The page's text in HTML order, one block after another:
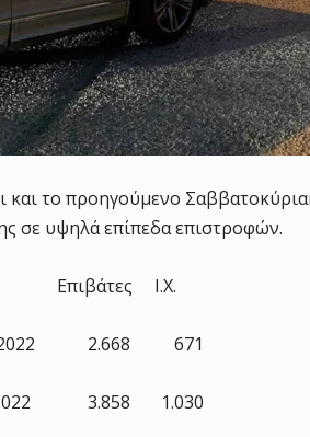
και το προηγούμενο
σε υψηλά επίπεδα επιστροφών.
Ι.Χ.
2022 2.668 671
2022 3.858 1.030